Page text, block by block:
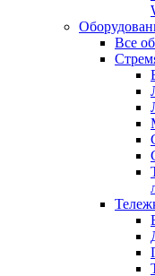
Все